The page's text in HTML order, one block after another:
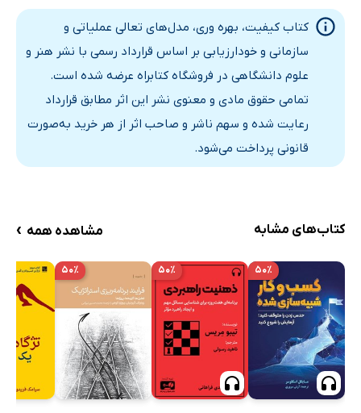
کتاب کیفیت، بهره وری، مدل‌های تعالی عملیاتی و
سازمانی و خودارزیابی بر اساس قرارداد رسمی با نشر هنر و
علوم دانشگاهی در فروشگاه کتابراه عرضه شده است.
تمامی حقوق مادی و معنوی نشر این اثر مطابق قرارداد
رعایت شده و سهم ناشر و صاحب اثر از هر خرید به‌صورت
قانونی پرداخت می‌شود.
کتاب‌های مشابه مشاهده همه ›
۵۰٪ ۵۰٪ ۵۰٪